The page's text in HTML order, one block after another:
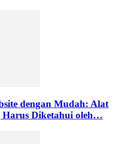
dengan Mudah: Alat
Harus Diketahui oleh…